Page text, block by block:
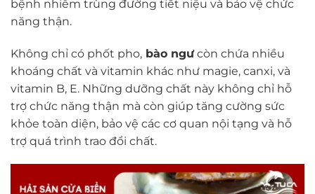
bệnh nhiễm trùng đường tiết niệu và bảo vệ chức
năng thận.
Không chỉ có phốt pho, bào ngưcòn chứa nhiều
khoáng chất và vitamin khác như magie, canxi, và
vitamin B, E. Những dưỡng chất này không chỉ hỗ
trợ chức năng thận mà còn giúp tăng cường sức
khỏe toàn diện, bảo vệ các cơ quan nội tạng và hỗ
trợ quá trình trao đổi chất.